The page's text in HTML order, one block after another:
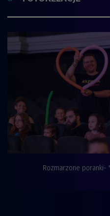
Rozmarzone poranki-